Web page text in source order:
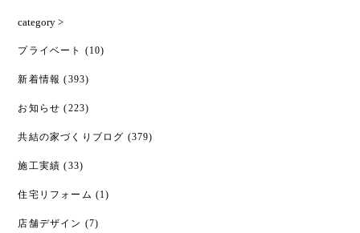
category >
プライベート (10)
新着情報 (393)
お知らせ (223)
共結の家づくりブログ (379)
施工実績 (33)
住宅リフォーム (1)
店舗デザイン (7)